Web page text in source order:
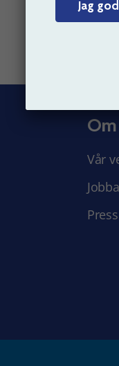
Jag
Om
Vår